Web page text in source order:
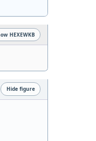
HEXEWKB
Hide figure